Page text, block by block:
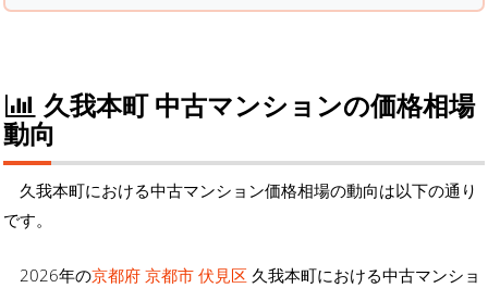
久我本町 中古マンションの価格相場
動向
久我本町における中古マンション価格相場の動向は以下の通り
です。
2026年の京都府 京都市 伏見区 久我本町における中古マンショ